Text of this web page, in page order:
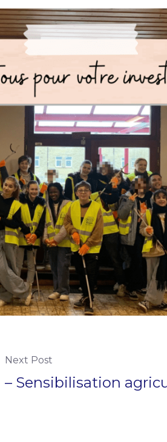
Next Post
– Sensibilisation